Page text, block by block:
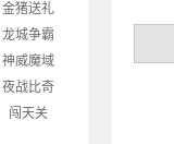
金猪送礼
龙城争霸
神威魔域
夜战比奇
闯天关